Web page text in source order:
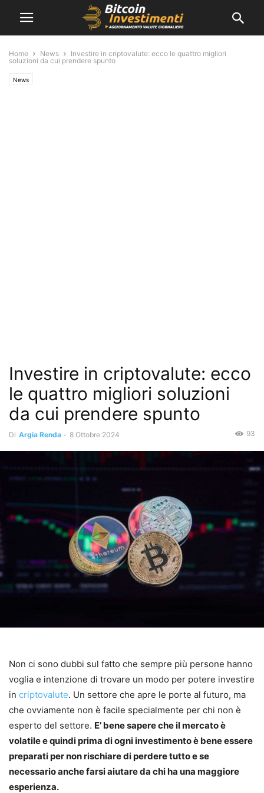
Home News
Investire in criptovalute: ecco le quattro migliori
soluzioni da cui prendere spunto
News
Investire in criptovalute: ecco
le quattro migliori soluzioni
da cui prendere spunto
Di Argia Renda - 8 Ottobre 2024 93
Non ci sono dubbi sul fatto che sempre più persone hanno
voglia e intenzione di trovare un modo per potere investire
in criptovalute. Un settore che apre le porte al futuro, ma
che ovviamente non è facile specialmente per chi non è
esperto del settore. E’ bene sapere che il mercato è
volatile e quindi prima di ogni investimento è bene essere
preparati per non rischiare di perdere tutto e se
necessario anche farsi aiutare da chi ha una maggiore
esperienza.